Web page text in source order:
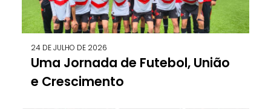
24 DE JULHO DE 2026
Uma Jornada de Futebol, União
e Crescimento